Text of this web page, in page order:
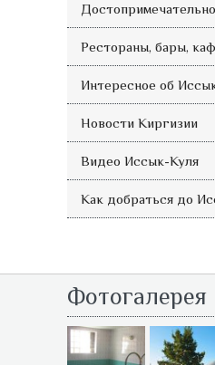
Рестораны, бары,
Интересное об
Новости Киргизии
Видео Иссык-Куля
Как добраться до
Фотогалерея